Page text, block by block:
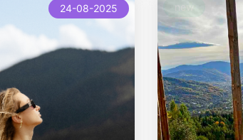
24-08-2025 new